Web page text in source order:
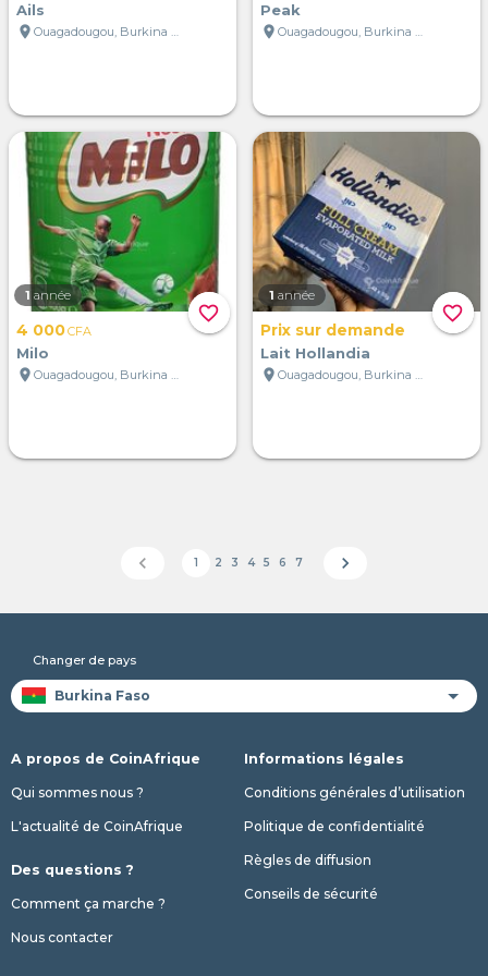
Ails
location_on
Ouagadougou, Burkina Faso
Peak
location_on
Ouagadougou, Burkina Faso
favorite_border
1 année
4 000CFA
Milo
location_on
Ouagadougou, Burkina Faso
favorite_border
1 année
Prix sur demande
Lait Hollandia
location_on
Ouagadougou, Burkina Faso
chevron_left 1 2 3 4 5 6 7 chevron_right
Changer de pays
A propos de CoinAfrique
Qui sommes nous ?
L'actualité de CoinAfrique
Des questions ?
Comment ça marche ?
Nous contacter
Informations légales
Conditions générales d’utilisation
Politique de confidentialité
Règles de diffusion
Conseils de sécurité